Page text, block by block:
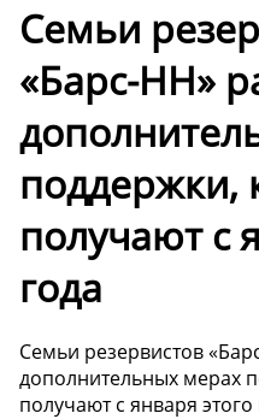
Семьи
«Барс-НН»
поддержки,
получают с
года
Семьи резервистов
дополнительных мерах
получают с января этого